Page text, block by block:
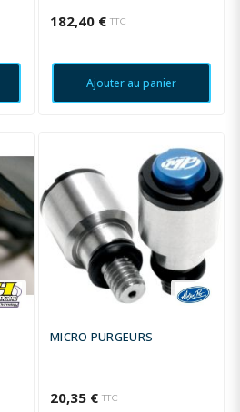
182,40 € TTC
Ajouter au panier
MICRO PURGEURS
20,35 € TTC